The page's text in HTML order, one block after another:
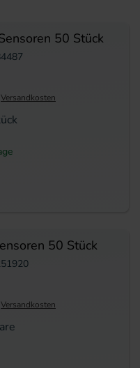
50 Stück
Versandkosten
50 Stück
Versandkosten